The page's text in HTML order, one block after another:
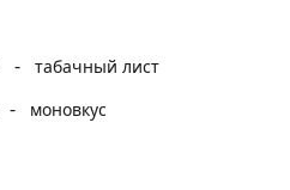
- табачный лист
-
моновкус